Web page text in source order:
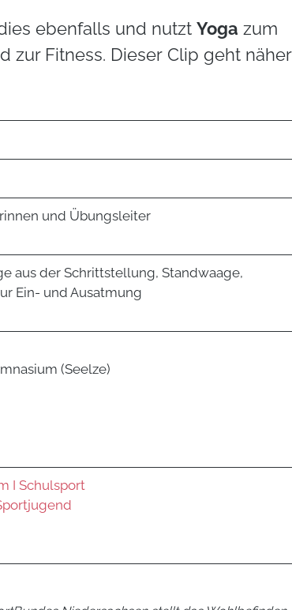
ebenfalls und nutzt Yoga zum
zur Fitness. Dieser Clip geht näher
und Übungsleiter
aus der Schrittstellung, Standwaage,
Ein- und Ausatmung
(Seelze)
I Schulsport